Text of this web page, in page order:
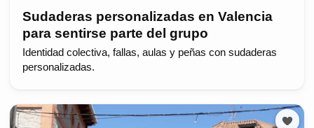
Sudaderas personalizadas en Valencia
para sentirse parte del grupo
Identidad colectiva, fallas, aulas y peñas con sudaderas
personalizadas.